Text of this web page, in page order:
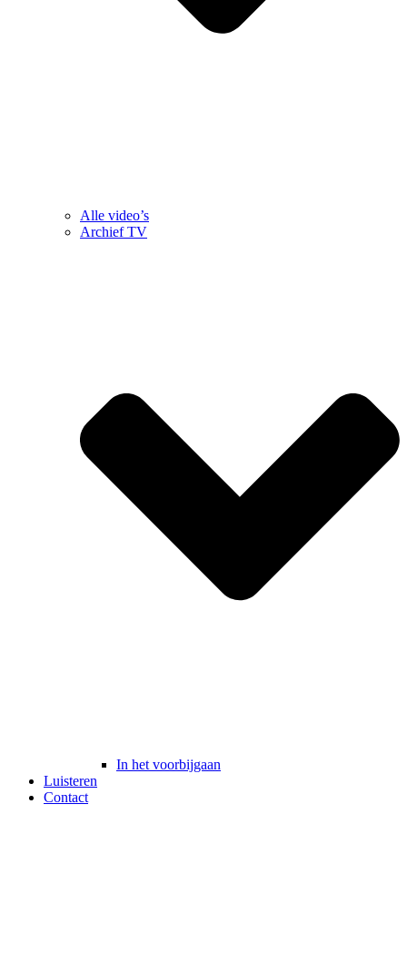
Alle video’s
Archief TV
In het voorbijgaan
Luisteren
Contact